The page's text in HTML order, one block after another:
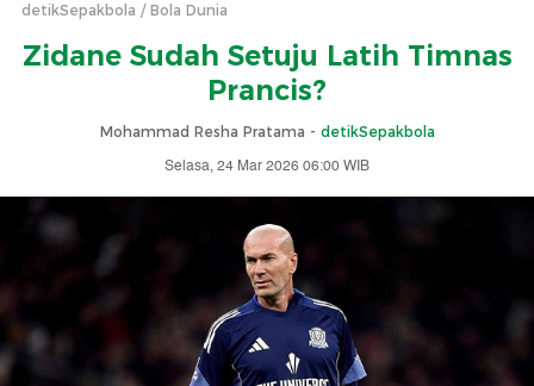
detikSepakbola Bola Dunia
Zidane Sudah Setuju Latih Timnas
Prancis?
Mohammad Resha Pratama - detikSepakbola
Selasa, 24 Mar 2026 06:00 WIB